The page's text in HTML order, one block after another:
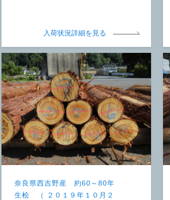
入荷状況詳細を見る
奈良県西吉野産 約60～80年
生桧 （ ２０１９年１０月２